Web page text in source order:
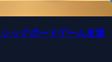
ックボードゲーム友達